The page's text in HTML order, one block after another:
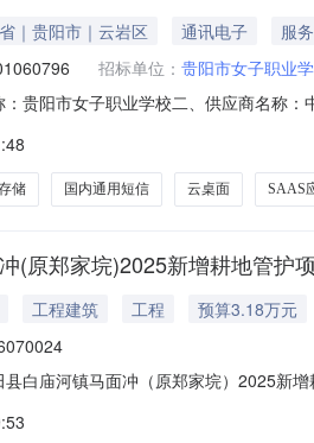
｜贵阳市｜云岩区 通讯电子
服务
招标单位： 贵阳市女子职业
贵阳市女子职业学校二、供应商名称
/云主机/云存储/大数据/网络安全/国内
储 国内通用短信 云桌面 SAAS
(原郑家垸)2025新增耕地管护
工程建筑 工程
预算3.18万元
白庙河镇马面冲（原郑家垸）2025新
、排水沟整形、整垄、施等42亩补充